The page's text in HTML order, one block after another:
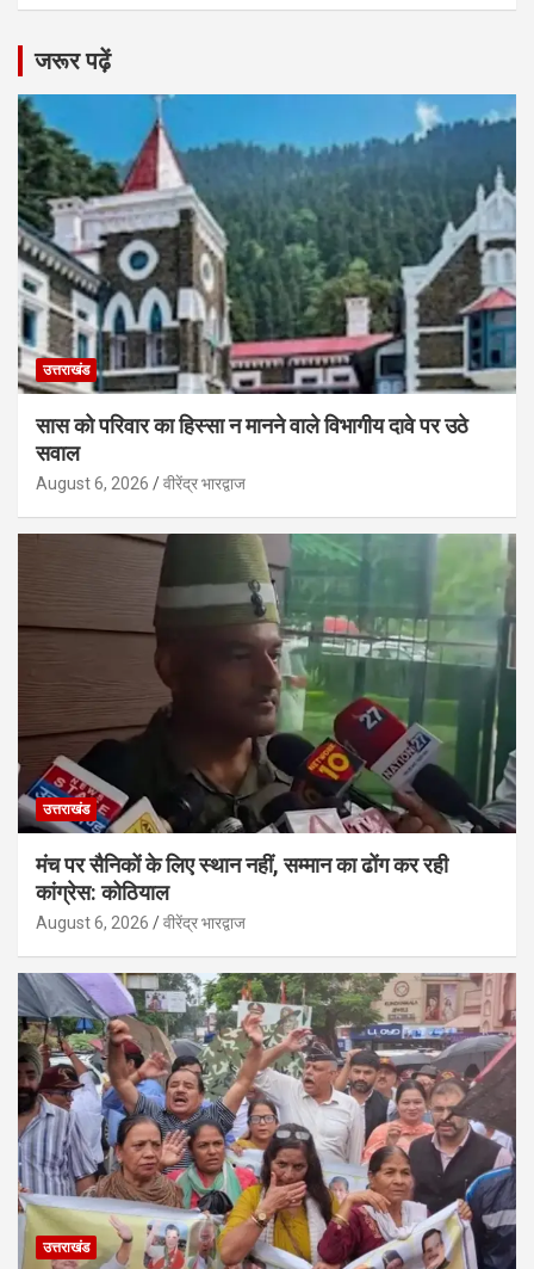
जरूर पढ़ें
उत्तराखंड
सास को परिवार का हिस्सा न मानने वाले विभागीय दावे पर उठे
सवाल
August 6, 2026 वीरेंद्र भारद्वाज
उत्तराखंड
मंच पर सैनिकों के लिए स्थान नहीं, सम्मान का ढोंग कर रही
कांग्रेस: कोठियाल
August 6, 2026 वीरेंद्र भारद्वाज
उत्तराखंड